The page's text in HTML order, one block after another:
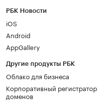
РБК Новости
iOS
Android
AppGallery
Другие продукты РБК
Облако для бизнеса
Корпоративный регистратор
доменов